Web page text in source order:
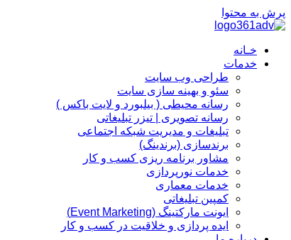
پرش به محتوا
خـانه
خدمات
طراحی وب سایت
سئو و بهینه سازی سایت
رسانه محیطی ( بیلبورد و لایت باکس )
رسانه تصویری | تیزر تبلیغاتی
تبلیغات و مدیریت شبکه اجتماعی
برندسازی (برندینگ)‌
مشاور برنامه ریزی کسب و کار
خدمات نورپردازی
خدمات معماری
کمپین تبلیغاتی
ایونت مارکتینگ (Event Marketing)
ایده پردازی و خلاقیت در کسب و کار